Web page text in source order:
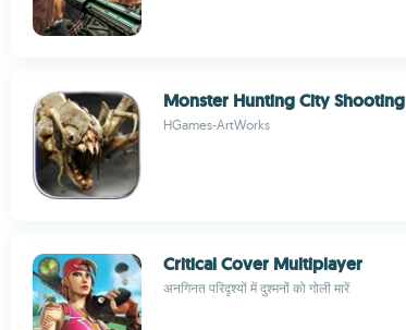
Monster Hunting City Shooting
HGames-ArtWorks
Critical Cover Multiplayer
अनगिनत परिदृश्यों में दुश्मनों को गोली मारें